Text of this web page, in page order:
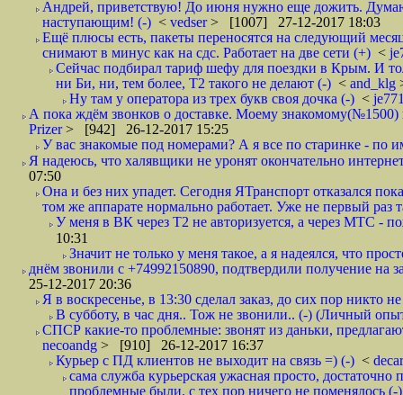
Андрей, приветствую! До июня нужно еще дожить.
наступающим! (-) < vedser> [1007] 27-12-2017 18:03
Ещё плюсы есть, пакеты переносятся на следующий
снимают в минус как на сдс. Работает на две сети (+) <
Сейчас подбирал тариф шефу для поездки в Крым. И
ни Би, ни, тем более, Т2 такого не делают (-) < and_klg
Ну там у оператора из трех букв своя дочка (-) <
А пока ждём звонков о доставке. Моему знакомому(№1500)
Prizer> [942] 26-12-2017 15:25
У вас знакомые под номерами? А я все по старинке - по
Я надеюсь, что халявщики не уронят окончательно
07:50
Она и без них упадет. Сегодня ЯТранспорт отказался
том же аппарате нормально работает. Уже не первый раз
У меня в ВК через Т2 не авторизуется, а через МТС -
10:31
Значит не только у меня такое, а я надеялся, что
днём звонили с +74992150890, подтвердили получение на
25-12-2017 20:36
Я в воскресенье, в 13:30 сделал заказ, до сих пор никто
В субботу, в час дня.. Тож не звонили.. (-) (Личный
СПСР какие-то проблемные: звонят из даньки,
necoandg > [910] 26-12-2017 16:37
Курьер с ПД клиентов не выходит на связь =) (-) <
сама служба курьерская ужасная просто,
проблемные были. с тех пор ничего не поменялось (-)